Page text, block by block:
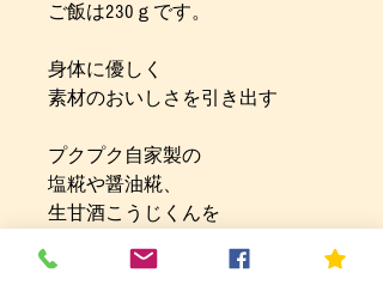
ご飯は230ｇです。
身体に優しく
素材のおいしさを引き出す
プクプク自家製の
塩糀や醤油糀、
生甘酒こうじくんを
「糀のお重弁当」です